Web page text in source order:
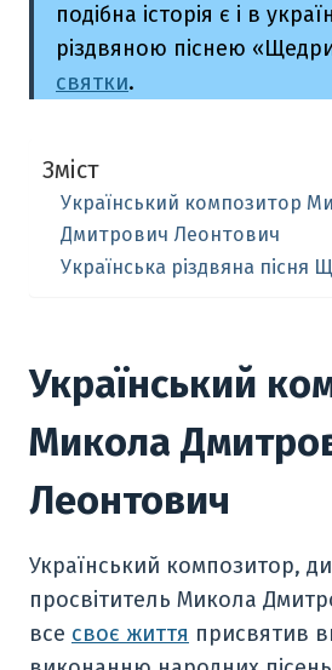
подібна історія є і в
різдвяною піснею
святки.
Зміст
Український композитор
Дмитрович Леонтович
Українська різдвяна пісня
Український
Микола
Леонтович
Український композитор,
просвітитель Микола
все своє життя присвятив